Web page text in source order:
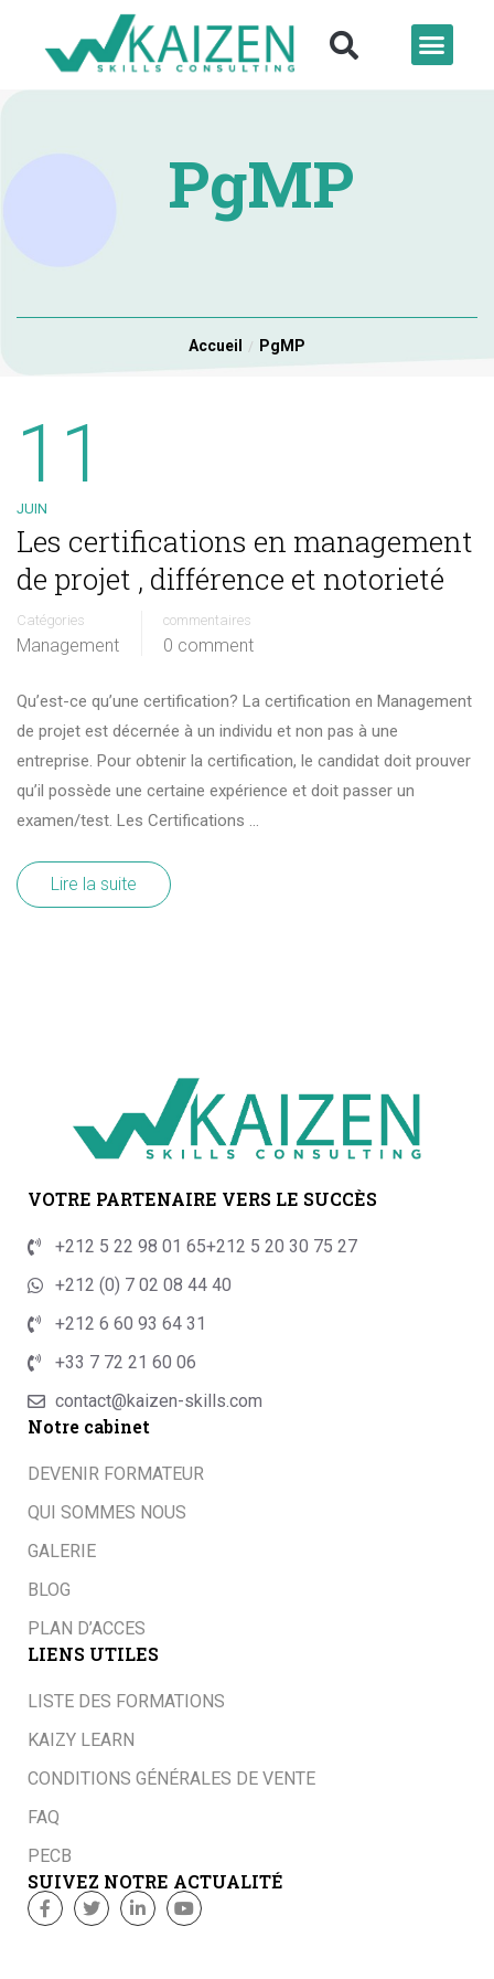
PgMP
Accueil PgMP
11
JUIN
Les certifications en management
de projet , différence et notorieté
Catégories
Management
commentaires
0 comment
Qu’est-ce qu’une certification? La certification en Management
de projet est décernée à un individu et non pas à une
entreprise. Pour obtenir la certification, le candidat doit prouver
qu’il possède une certaine expérience et doit passer un
examen/test. Les Certifications …
Lire la suite
VOTRE PARTENAIRE VERS LE SUCCÈS
+212 5 22 98 01 65+212 5 20 30 75 27
+212 (0) 7 02 08 44 40
+212 6 60 93 64 31
+33 7 72 21 60 06
contact@kaizen-skills.com
Notre cabinet
DEVENIR FORMATEUR
QUI SOMMES NOUS
GALERIE
BLOG
PLAN D’ACCES
LIENS UTILES
LISTE DES FORMATIONS
KAIZY LEARN
CONDITIONS GÉNÉRALES DE VENTE
FAQ
PECB
SUIVEZ NOTRE ACTUALITÉ